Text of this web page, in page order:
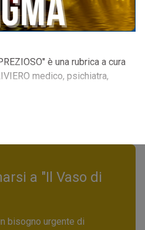
è una rubrica a cura
medico, psichiatra,
a "Il Vaso di
bisogno urgente di